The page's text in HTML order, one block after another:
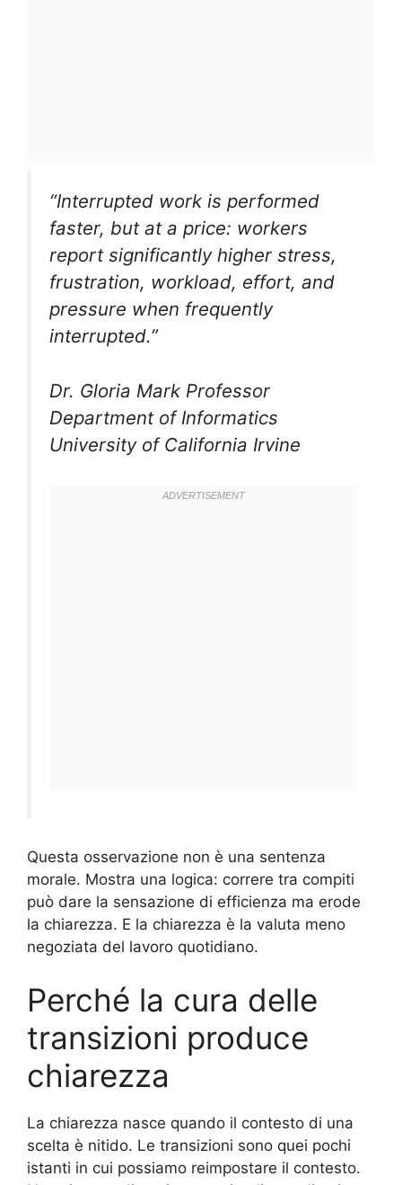
“Interrupted work is performed
faster, but at a price: workers
report significantly higher stress,
frustration, workload, effort, and
pressure when frequently
interrupted.”
Dr. Gloria Mark Professor
Department of Informatics
University of California Irvine
Questa osservazione non è una sentenza
morale. Mostra una logica: correre tra compiti
può dare la sensazione di efficienza ma erode
la chiarezza. E la chiarezza è la valuta meno
negoziata del lavoro quotidiano.
Perché la cura delle
transizioni produce
chiarezza
La chiarezza nasce quando il contesto di una
scelta è nitido. Le transizioni sono quei pochi
istanti in cui possiamo reimpostare il contesto.